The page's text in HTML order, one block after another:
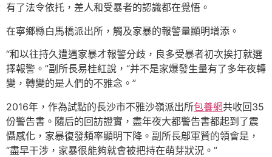
有了法令依托，差人和受暴者的認識都在覺悟。
在寧鄉縣白馬橋派出所，觸及家暴的報警量顯明增添。
“和以往持久遭遇家暴才報警分歧，良多受暴者初次挨打就選
擇報警。”副所長易桂紅說，“并不是家爆發生量有了多年夜轉
變，轉變的是人們的不雅念。”
2016年，作為試點的長沙市不雅沙嶺派出所包養網共收回35
份警告書。隨后的回訪證實，盡年夜大都警告書都起到了震
懾感化，家暴復發頻率顯明下降。副所長鄔軍贊的領會是，
“盡早干涉，家暴很能夠就會被把持在萌芽狀況。”